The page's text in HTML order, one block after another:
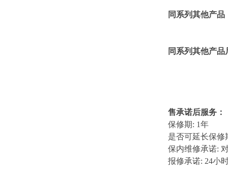
同系列其他产品
同系列其他产品
售承诺后服务：
保修期: 1年
是否可延长保修
保内维修承诺:
报修承诺: 24小